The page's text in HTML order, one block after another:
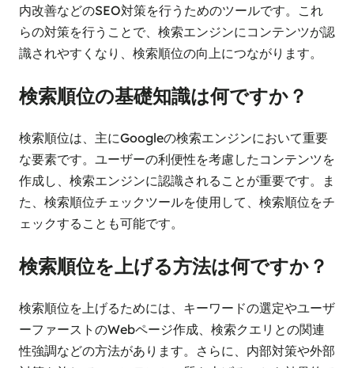
内改善などのSEO対策を行うためのツールです。これ
らの対策を行うことで、検索エンジンにコンテンツが認
識されやすくなり、検索順位の向上につながります。
検索順位の基礎知識は何ですか？
検索順位は、主にGoogleの検索エンジンにおいて重要
な要素です。ユーザーの利便性を考慮したコンテンツを
作成し、検索エンジンに認識されることが重要です。ま
た、検索順位チェックツールを使用して、検索順位をチ
ェックすることも可能です。
検索順位を上げる方法は何ですか？
検索順位を上げるためには、キーワードの選定やユーザ
ーファーストのWebページ作成、検索クエリとの関連
性強調などの方法があります。さらに、内部対策や外部